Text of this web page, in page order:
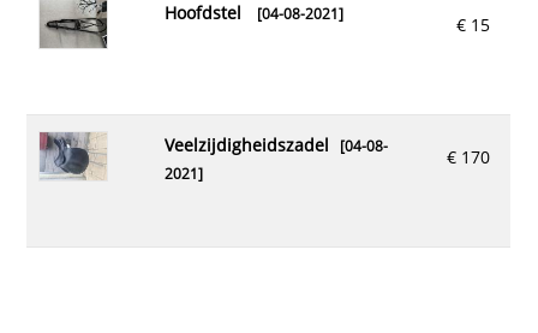
€ 15
hoofdstel [04-08-2021]
€ 170
veelzijdigheidszadel [04-08-
2021]